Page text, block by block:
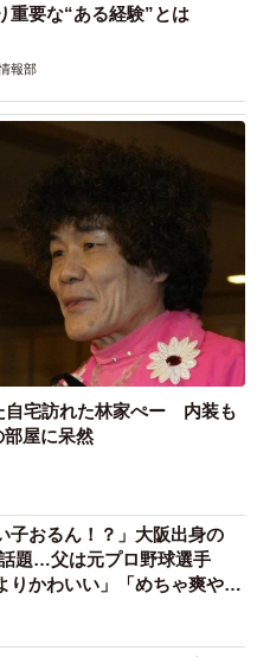
重要な“ある経験”とは
報部
自宅訪れた林家ぺー 内装も
屋に呆然
子おるん！？」大阪出身の
題…父は元プロ野球選手
りかわいい」「めちゃ爽や